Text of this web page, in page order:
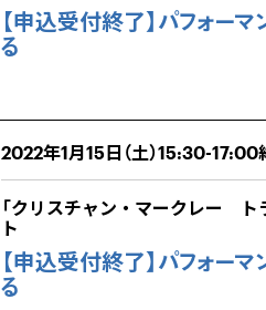
【申込受付終了】パフォーマ
る
2022年1月15日（土）15:30-17:00
「クリスチャン・マークレー ト
ト
【申込受付終了】パフォーマ
る